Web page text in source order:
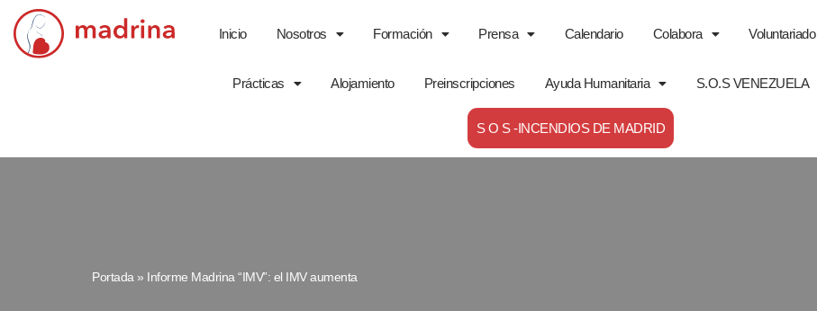
Saltar
Inicio Nosotros Formación Prensa Calendario Colabora Voluntariado
Prácticas Alojamiento Preinscripciones Ayuda Humanitaria S.O.S VENEZUELA
S O S -INCENDIOS DE MADRID
Portada » Informe Madrina “IMV”: el IMV aumenta